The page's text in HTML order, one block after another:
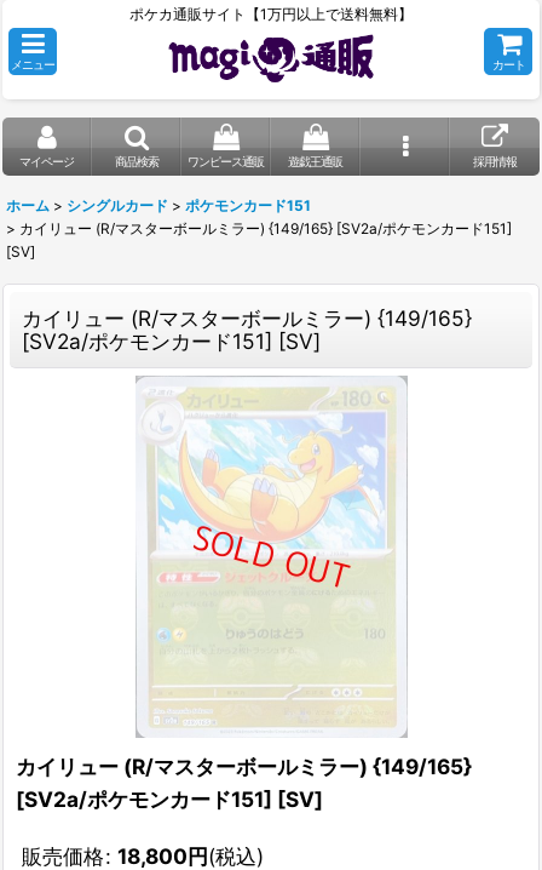
ポケカ通販サイト【1万円以上で送料無料】
メニュー カート
マイページ 商品検索 ワンピース通販 遊戯王通販 採用情報
ホーム > シングルカード > ポケモンカード151
> カイリュー (R/マスターボールミラー) {149/165} [SV2a/ポケモンカード151]
[SV]
カイリュー (R/マスターボールミラー) {149/165}
[SV2a/ポケモンカード151] [SV]
カイリュー (R/マスターボールミラー) {149/165}
[SV2a/ポケモンカード151] [SV]
販売価格: 18,800円(税込)